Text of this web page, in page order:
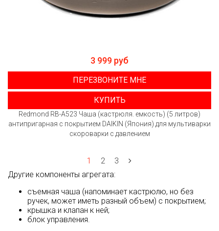
3 999 руб
ПЕРЕЗВОНИТЕ МНЕ
КУПИТЬ
Redmond RB-A523 Чаша (кастрюля. емкость) (5 литров)
антипригарная с покрытием DAIKIN (Япония) для мультиварки
скороварки с давлением
1 2
3
Другие компоненты агрегата:
съемная чаша (напоминает кастрюлю, но без
ручек, может иметь разный объем) с покрытием;
крышка и клапан к ней;
блок управления.